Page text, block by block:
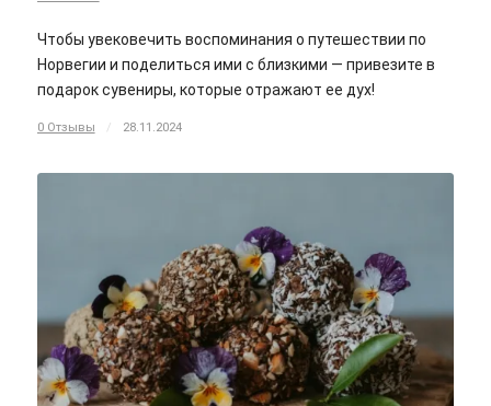
Чтобы увековечить воспоминания о путешествии по
Норвегии и поделиться ими с близкими — привезите в
подарок сувениры, которые отражают ее дух!
0 Отзывы / 28.11.2024